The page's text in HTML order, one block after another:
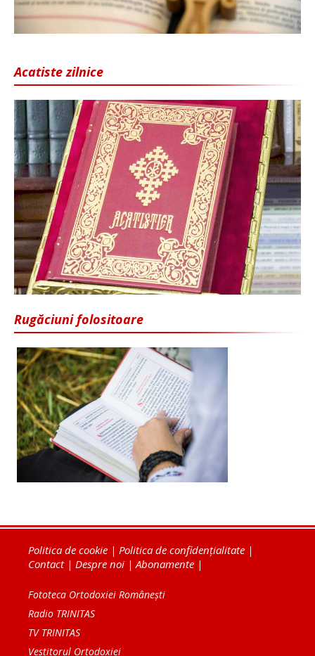
Acatiste zilnice
Rugăciuni folositoare
Politica de cookie | Politica de confidențialitate |
Contact| Despre noi | Abonamente |
Fototeca Ortodoxiei Românești
Radio TRINITAS
TV TRINITAS
Vestitorul Ortodoxiei